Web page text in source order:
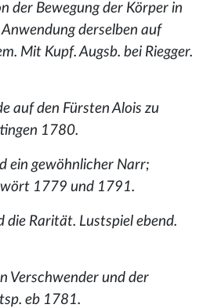
der Bewegung der Körper in
derselben auf
Mit Kupf. Augsb. bei Riegger.
auf den Fürsten Alois zu
1780.
ein gewöhnlicher Narr;
1779 und 1791.
die Rarität. Lustspiel ebend.
Verschwender und der
eb 1781.